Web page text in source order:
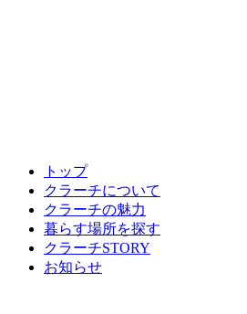
トップ
クラーチについて
クラーチの魅力
暮らす場所を探す
クラーチSTORY
お知らせ